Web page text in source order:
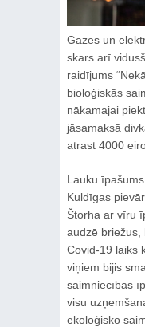
Gāzes un
skars arī
raidījums
bioloģiskās
nākamajai
jāsamaksā
atrast 4000
Lauku
Kuldīgas
Štorha ar vīru
audzē briežus,
Covid-19 laiks
viņiem bijis
saimniecības
visu
ekoloģisko